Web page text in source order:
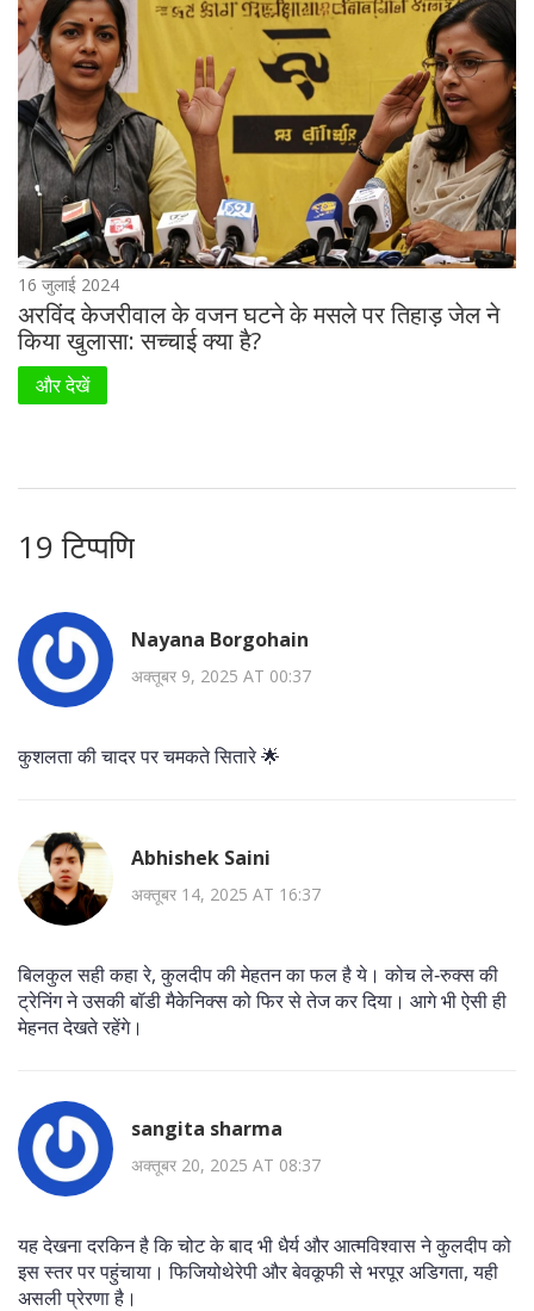
16 जुलाई 2024
अरविंद केजरीवाल के वजन घटने के मसले पर तिहाड़ जेल ने
किया खुलासा: सच्चाई क्या है?
और देखें
19 टिप्पणि
Nayana Borgohain
अक्तूबर 9, 2025 AT 00:37
कुशलता की चादर पर चमकते सितारे 🌟
Abhishek Saini
अक्तूबर 14, 2025 AT 16:37
बिलकुल सही कहा रे, कुलदीप की मेहतन का फल है ये। कोच ले‑रुक्स की
ट्रेनिंग ने उसकी बॉडी मैकेनिक्स को फिर से तेज कर दिया। आगे भी ऐसी ही
मेहनत देखते रहेंगे।
sangita sharma
अक्तूबर 20, 2025 AT 08:37
यह देखना दरकिन है कि चोट के बाद भी धैर्य और आत्मविश्वास ने कुलदीप को
इस स्तर पर पहुंचाया। फिजियोथेरेपी और बेवकूफी से भरपूर अडिगता, यही
असली प्रेरणा है।